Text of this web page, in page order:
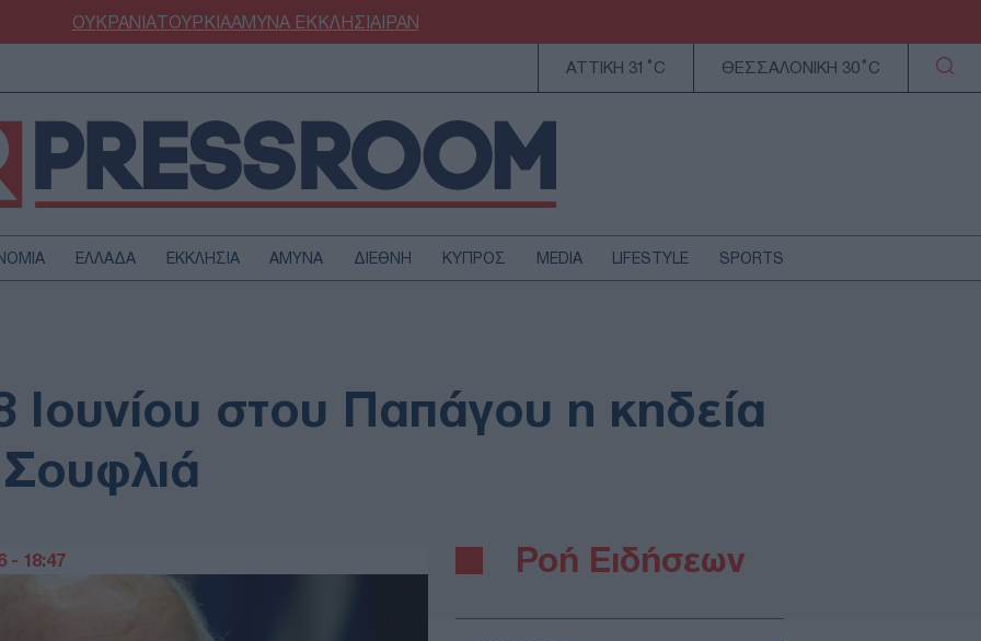
ΟΥΚΡΑΝΙΑΤΟΥΡΚΙΑΑΜΥΝΑΕΚΚΛΗΣΙΑΙΡΑΝ
ΑΤΤΙΚΗ 31°C ΘΕΣΣΑΛΟΝΙΚΗ 30°C
ΕΛΛΑΔΑ ΕΚΚΛΗΣΙΑ ΑΜΥΝΑ ΔΙΕΘΝΗ ΚΥΠΡΟΣ MEDIA LIFESTYLE SPORTS
ΥΓΕΙΑ
ΤΕΧΝΟΛΟΓΙΑ
Ιουνίου στου Παπάγου η κηδεία
- 18:47 Ροή Ειδήσεων